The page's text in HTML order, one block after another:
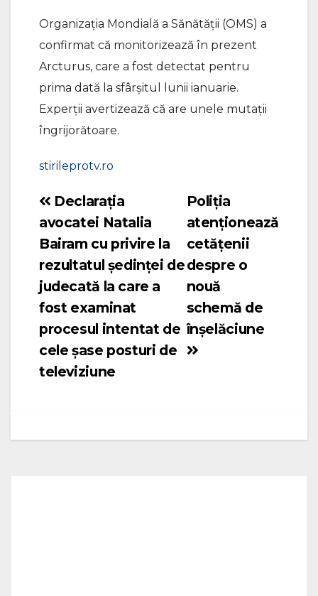
Organizația Mondială a Sănătății (OMS) a
confirmat că monitorizează în prezent
Arcturus, care a fost detectat pentru
prima dată la sfârșitul lunii ianuarie.
Experții avertizează că are unele mutații
îngrijorătoare.
stirileprotv.ro
Navigare
în
articole
Poliția
atenționează
cetățenii
despre o
nouă
schemă de
înșelăciune
Declarația
avocatei Natalia
Bairam cu privire la
rezultatul ședinței de
judecată la care a
fost examinat
procesul intentat de
cele șase posturi de
televiziune